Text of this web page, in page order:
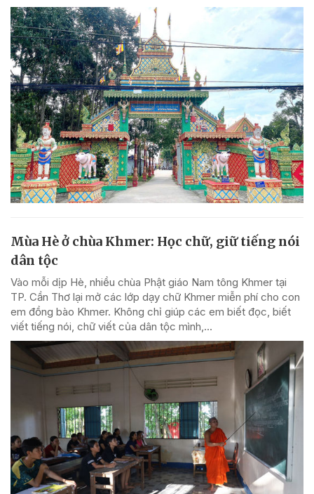
Mùa Hè ở chùa Khmer: Học chữ, giữ tiếng nói
dân tộc
Vào mỗi dịp Hè, nhiều chùa Phật giáo Nam tông Khmer tại
TP. Cần Thơ lại mở các lớp dạy chữ Khmer miễn phí cho con
em đồng bào Khmer. Không chỉ giúp các em biết đọc, biết
viết tiếng nói, chữ viết của dân tộc mình,...